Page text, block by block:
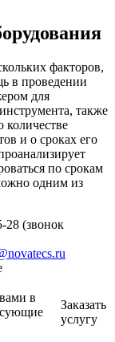
факторов,
в проведении
для
также
и о сроках его
по срокам
одним из
28 (звонок
в
Заказать
услугу